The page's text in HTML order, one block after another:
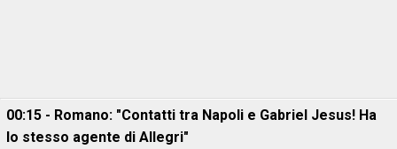
00:15 - Romano: "Contatti tra Napoli e Gabriel Jesus! Ha
lo stesso agente di Allegri"